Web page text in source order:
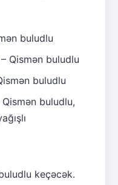
buludlu
Qismən buludlu
buludlu
Qismən buludlu,
keçəcək.